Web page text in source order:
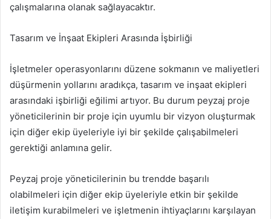
çalışmalarına olanak sağlayacaktır.
Tasarım ve İnşaat Ekipleri Arasında İşbirliği
İşletmeler operasyonlarını düzene sokmanın ve maliyetleri
düşürmenin yollarını aradıkça, tasarım ve inşaat ekipleri
arasındaki işbirliği eğilimi artıyor. Bu durum peyzaj proje
yöneticilerinin bir proje için uyumlu bir vizyon oluşturmak
için diğer ekip üyeleriyle iyi bir şekilde çalışabilmeleri
gerektiği anlamına gelir.
Peyzaj proje yöneticilerinin bu trendde başarılı
olabilmeleri için diğer ekip üyeleriyle etkin bir şekilde
iletişim kurabilmeleri ve işletmenin ihtiyaçlarını karşılayan